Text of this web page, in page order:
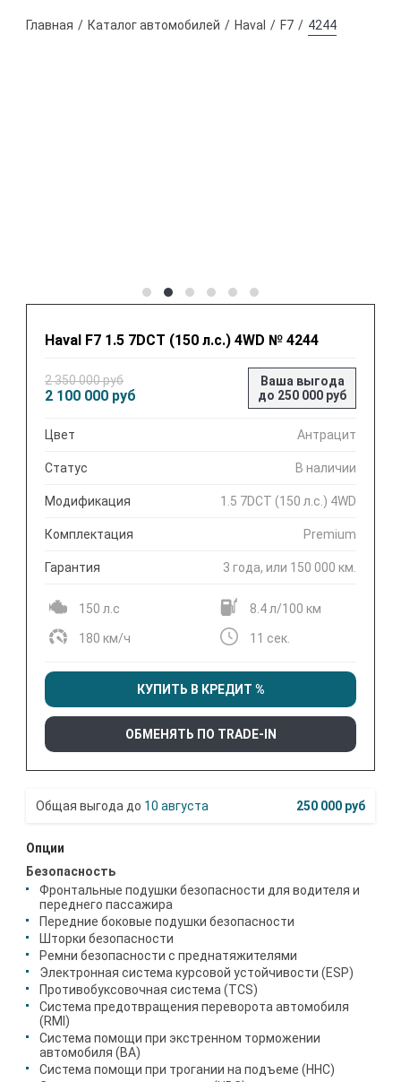
Главная Каталог автомобилей Haval F7 4244
Haval F7 1.5 7DCT (150 л.с.) 4WD № 4244
2 350 000 руб
2 100 000 руб
Ваша выгода
до 250 000 руб
Цвет Антрацит
Статус В наличии
Модификация 1.5 7DCT (150 л.с.) 4WD
Комплектация Premium
Гарантия 3 года, или 150 000 км.
150 л.с 8.4 л/100 км
180 км/ч 11 сек.
КУПИТЬ В КРЕДИТ %
ОБМЕНЯТЬ ПО TRADE-IN
10 августа 250 000 руб
Опции
Безопасность
Фронтальные подушки безопасности для водителя и
переднего пассажира
Передние боковые подушки безопасности
Шторки безопасности
Ремни безопасности с преднатяжителями
Электронная система курсовой устойчивости (ESP)
Противобуксовочная система (TCS)
Система предотвращения переворота автомобиля
(RMI)
Система помощи при экстренном торможении
автомобиля (BA)
Система помощи при трогании на подъеме (HHC)